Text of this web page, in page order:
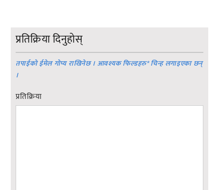
प्रतिक्रिया दिनुहोस्
तपाईको ईमेल गोप्य राखिनेछ । आवश्यक फिल्डहरु*चिन्ह लगाइएका छन्
।
प्रतिक्रिया